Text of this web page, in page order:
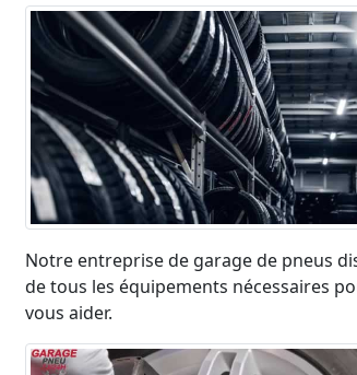
Notre entreprise de garage de pneus
de tous les équipements nécessaires
vous aider.